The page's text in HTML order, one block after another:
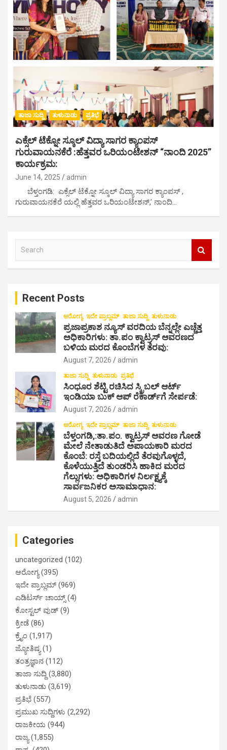
ತಾಜಾ ಸುದ್ದಿ ತುಳುನಾಡು ಪ್ರತಿಭೆ
ಎಕ್ಸೆಲ್ ಟೆಕ್ನೋ ಸ್ಕೂಲ್ ವಿದ್ಯಾ ಸಾಗರ ಕ್ಯಾಂಪಸ್
ಗುರುವಾಯನಕೆರೆ :ಹೆತ್ತವರ ಒರಿಯಂಟೇಶನ್ “ನಾಂದಿ 2025”
ಕಾರ್ಯಕ್ರಮ:
June 14, 2025 admin
ಬೆಳ್ತಂಗಡಿ: ಎಕ್ಸೆಲ್ ಟೆಕ್ನೋ ಸ್ಕೂಲ್ ವಿದ್ಯಾ ಸಾಗರ ಕ್ಯಾಂಪಸ್ ,
ಗುರುವಾಯನಕೆರೆ ಯಲ್ಲಿ ಹೆತ್ತವರ ಒರಿಯಂಟೇಶನ್,’ ನಾಂದಿ…
Recent Posts
ಆರೋಗ್ಯ ಇದೇ ಪ್ರಾಬ್ಲಮ್ ತಾಜಾ ಸುದ್ದಿ ತುಳುನಾಡು
ಪ್ರಜಾಪ್ರಕಾಶ ನ್ಯೂಸ್ ವರದಿಯ ಬೆನ್ನಲ್ಲೇ ಎಚ್ಚೆತ್ತ
ಅಧಿಕಾರಿಗಳು: ತಾ.ಪಂ ಕ್ವಾಟ್ರಸ್ ಆವರಣದ
ಬಳಿಯ ಮರದ ಕೊಂಬೆಗಳ ತೆರವು:
August 7, 2026 admin
ತಾಜಾ ಸುದ್ದಿ ತುಳುನಾಡು ಪ್ರತಿಭೆ
ಸಿಂಧೂರ ಶೆಟ್ಟಿ ರಚಿಸಿದ ಸ್ಕ್ರಿಬಲ್ ಆರ್ಟ್
ಇಂಡಿಯಾ ಬುಕ್ ಆಪ್ ರೆಕಾರ್ಡ್‌ಗೆ ಸೇರ್ಪಡೆ:
August 7, 2026 admin
ಆರೋಗ್ಯ ಇದೇ ಪ್ರಾಬ್ಲಮ್ ತಾಜಾ ಸುದ್ದಿ ತುಳುನಾಡು
ಬೆಳ್ತಂಗಡಿ,:ತಾ.ಪಂ‌. ಕ್ವಾಟ್ರಸ್ ಆವರಣ ಗೋಡೆ
ಮೇಲೆ ನೇತಾಡುತಿದೆ ಅಪಾಯಕಾರಿ ಮರದ
ಕೊಂಬೆ: ರಸ್ತೆ ಬದಿಯಲ್ಲಿದೆ ತೆರವುಗೊಳ್ಳದೆ,
ಕೊಳೆಯುತ್ತಿದೆ ತುಂಡರಿಸಿ ಹಾಕಿದ ಮರದ
ಗೆಲ್ಲುಗಳು: ಅಧಿಕಾರಿಗಳ ನಿರ್ಲಕ್ಷ್ಯಕ್ಕೆ
ಸಾರ್ವಜನಿಕರ ಅಸಾಮಾಧಾನ:
August 5, 2026 admin
Categories
uncategorized (102)
ಆರೋಗ್ಯ(395)
ಇದೇ ಪ್ರಾಬ್ಲಮ್ (969)
ಎಡಿಟರ್ಸ್ ಚಾಯ್ಸ್ (4)
ಕೋಸ್ಟಲ್ ವುಡ್ (9)
ಕ್ರೀಡೆ (86)
ಕ್ರೈಂ (1,917)
ಜ್ಯೋತಿಷ್ಯ (1)
ತಂತ್ರಜ್ಞಾನ (112)
ತಾಜಾ ಸುದ್ದಿ (3,880)
ತುಳುನಾಡು (3,619)
ಪ್ರತಿಭೆ (557)
ಪ್ರಮುಖ ಸುದ್ದಿಗಳು (2,292)
ರಾಜಕೀಯ (944)
ರಾಜ್ಯ(1,855)